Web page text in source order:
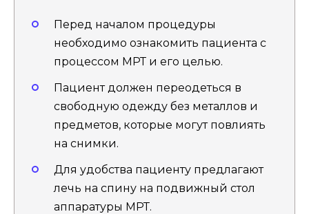
Перед началом процедуры
необходимо ознакомить пациента с
процессом МРТ и его целью.
Пациент должен переодеться в
свободную одежду без металлов и
предметов, которые могут повлиять
на снимки.
Для удобства пациенту предлагают
лечь на спину на подвижный стол
аппаратуры МРТ.